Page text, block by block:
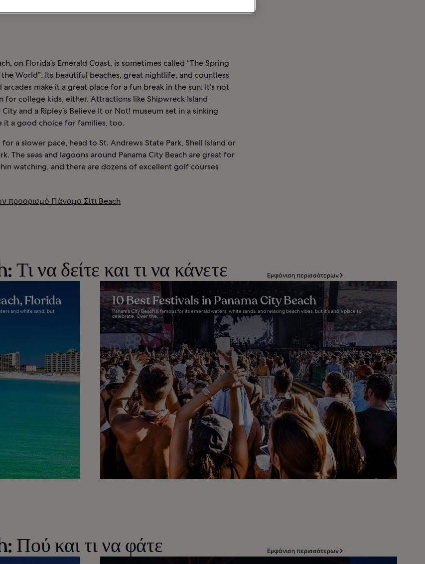
on Florida’s Emerald Coast, is sometimes called “The Spring
World”. Its beautiful beaches, great nightlife, and countless
arcades make it a great place for a fun break in the sun. It’s not
for college kids, either. Attractions like Shipwreck Island
and a Ripley’s Believe It or Not! museum set in a sinking
it a good choice for families, too.
for a slower pace, head to St. Andrews State Park, Shell Island or
The seas and lagoons around Panama City Beach are great for
watching, and there are dozens of excellent golf courses
προορισμό Πάναμα Σίτι Beach
να δείτε και τι να κάνετε Εμφάνιση περισσότερων
Florida
and white sand, but
10 Best Festivals in Panama City Beach
Panama City Beach is famous for its emerald waters, white sands, and relaxing beach vibes, but it’s also a place to
celebrate. Over the...
και τι να φάτε Εμφάνιση περισσότερων